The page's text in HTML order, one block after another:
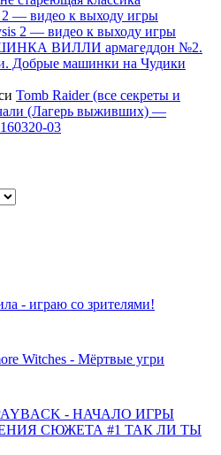
2 — видео к выходу игры
2 — видео к выходу игры
ВИЛЛИ армагеддон №2.
Добрые машинки на Чудики
Tomb Raider (все секреты и
(Лагерь выживших) —
03
- играю со зрителями!
Witches - Мёртвые угри
PAYBACK - НАЧАЛО ИГРЫ
СЮЖЕТА #1 ТАК ЛИ ТЫ